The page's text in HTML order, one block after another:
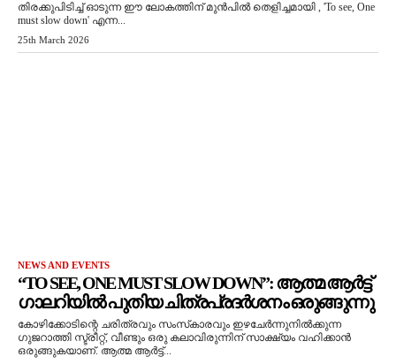
തിരക്കുപിടിച്ച് ഓടുന്ന ഈ ലോകത്തിന് മുൻപിൽ തെളിച്ചമായി , 'To see, One
must slow down' എന്ന...
25th March 2026
NEWS AND EVENTS
“TO SEE, ONE MUST SLOW DOWN”: ആത്മ ആർട്ട്
ഗാലറിയിൽ പുതിയ ചിത്രപ്രദർശനം ഒരുങ്ങുന്നു
കോഴിക്കോടിന്റെ ചരിത്രവും സംസ്‌കാരവും ഇഴചേർന്നുനിൽക്കുന്ന
ഗുജറാത്തി സ്ട്രീറ്റ്, വീണ്ടും ഒരു കലാവിരുന്നിന് സാക്ഷ്യം വഹിക്കാൻ
ഒരുങ്ങുകയാണ്. ആത്മ ആർട്ട്...